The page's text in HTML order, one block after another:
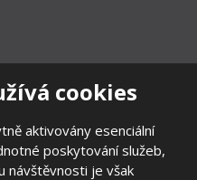
cookies
aktivovány esenciální
poskytování služeb,
návštěvnosti je však